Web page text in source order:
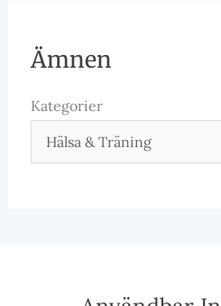
Ämnen
Kategorier